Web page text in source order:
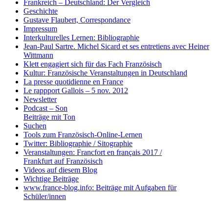
Frankreich – Deutschland: Der Vergleich
Geschichte
Gustave Flaubert, Correspondance
Impressum
Interkulturelles Lernen: Bibliographie
Jean-Paul Sartre. Michel Sicard et ses entretiens avec Heiner
Wittmann
Klett engagiert sich für das Fach Französisch
Kultur: Französische Veranstaltungen in Deutschland
La presse quotidienne en France
Le rappport Gallois – 5 nov. 2012
Newsletter
Podcast – Son
Beiträge mit Ton
Suchen
Tools zum Französisch-Online-Lernen
Twitter: Bibliographie / Sitographie
Veranstaltungen: Francfort en français 2017 /
Frankfurt auf Französisch
Videos auf diesem Blog
Wichtige Beiträge
www.france-blog.info: Beiträge mit Aufgaben für
Schüler/innen